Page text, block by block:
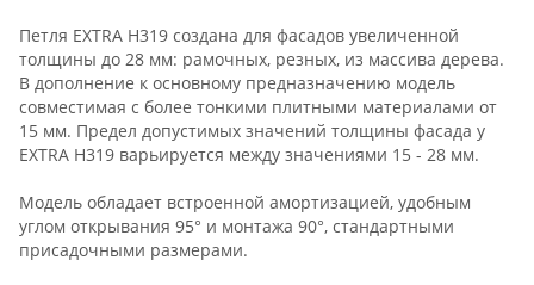
Петля EXTRA Н319 создана для фасадов увеличенной
толщины до 28 мм: рамочных, резных, из массива дерева.
В дополнение к основному предназначению модель
совместимая с более тонкими плитными материалами от
15 мм. Предел допустимых значений толщины фасада у
EXTRA Н319 варьируется между значениями 15 - 28 мм.
Модель обладает встроенной амортизацией, удобным
углом открывания 95° и монтажа 90°, стандартными
присадочными размерами.